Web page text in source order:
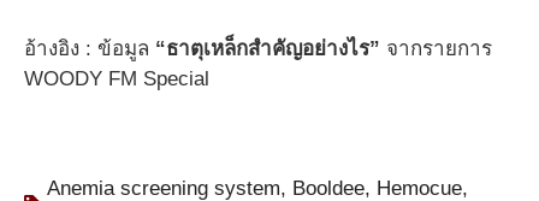
อ้างอิง : ข้อมูล “ธาตุเหล็กสำคัญอย่างไร” จากรายการ
WOODY FM Special
Anemia screening system, Booldee, Hemocue,